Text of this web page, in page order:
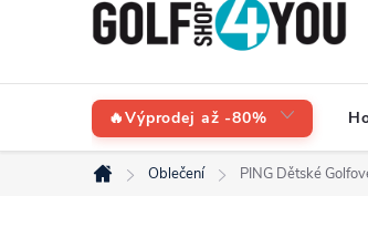
🔥Výprodej až -80%
Domů
Oblečení PING Dětské